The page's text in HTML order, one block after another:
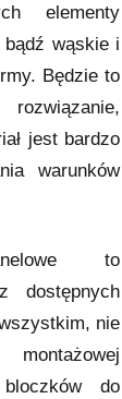
elementy
wąskie i
Będzie to
jest bardzo
warunków
to
dostępnych
nie
do